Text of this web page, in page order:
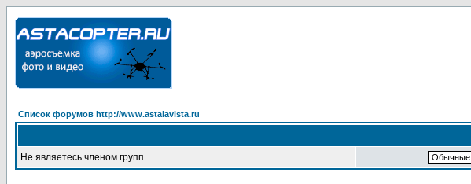
Список форумов http://www.astalavista.ru
Не являетесь членом групп